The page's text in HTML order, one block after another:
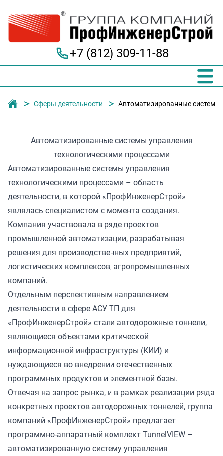
+7 (812) 309-11-88
Группа компаний "ПрофИнженерСтрой"
Сферы деятельности Автоматизированные системы
Автоматизированные системы управления
технологическими процессами
Автоматизированные системы управления
технологическими процессами – область
деятельности, в которой «ПрофИнженерСтрой»
являлась специалистом с момента создания.
Компания участвовала в ряде проектов
промышленной автоматизации, разрабатывая
решения для производственных предприятий,
логистических комплексов, агропромышленных
компаний.
Отдельным перспективным направлением
деятельности в сфере АСУ ТП для
«ПрофИнженерСтрой» стали автодорожные тоннели,
являющиеся объектами критической
информационной инфраструктуры (КИИ) и
нуждающиеся во внедрении отечественных
программных продуктов и элементной базы.
Отвечая на запрос рынка, и в рамках реализации ряда
конкретных проектов автодорожных тоннелей, группа
компаний «ПрофИнженерСтрой» предлагает
программно-аппаратный комплект TunnelVIEW –
автоматизированную систему управления